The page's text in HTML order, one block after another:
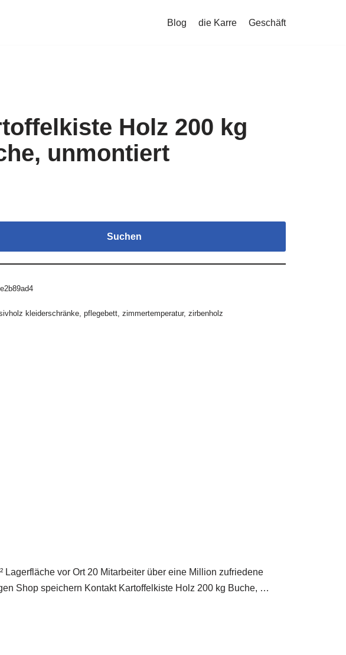
Blog die Karre Geschäft
Holz 200 kg
unmontiert
Suchen
kleiderschränke, pflegebett, zimmertemperatur, zirbenholz
vor Ort 20 Mitarbeiter über eine Million zufriedene
Shop speichern Kontakt Kartoffelkiste Holz 200 kg Buche, …